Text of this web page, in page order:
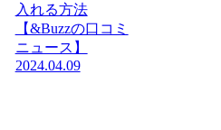
入れる方法
【&Buzzの口コミ
ニュース】
2024.04.09